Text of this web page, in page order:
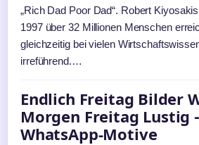
„Rich Dad Poor Dad“. Robert
1997 über 32 Millionen Menschen
gleichzeitig bei vielen
irreführend.…
Endlich Freitag Bilder
Morgen Freitag Lustig
WhatsApp-Motive